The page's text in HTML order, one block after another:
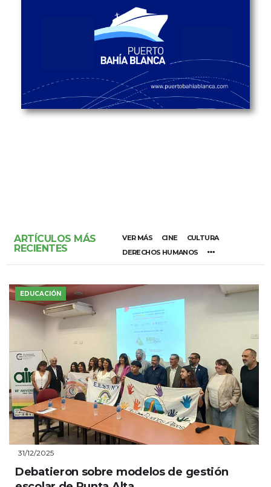
ARTÍCULOS MÁS
RECIENTES
VER MÁS CINE
CULTURA
DERECHOS HUMANOS
EDUCACIÓN
31/12/2025
Debatieron sobre modelos de gestión